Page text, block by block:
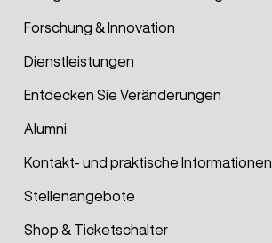
Forschung & Innovation
Dienstleistungen
Entdecken Sie Veränderungen
Alumni
Kontakt- und praktische Informationen
Stellenangebote
Shop & Ticketschalter